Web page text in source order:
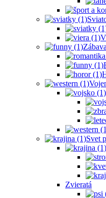
Svet
Zvieratá